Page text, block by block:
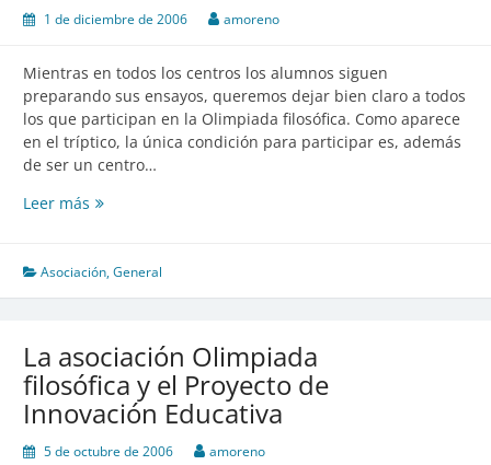
1 de diciembre de 2006 amoreno
Mientras en todos los centros los alumnos siguen
preparando sus ensayos, queremos dejar bien claro a todos
los que participan en la Olimpiada filosófica. Como aparece
en el tríptico, la única condición para participar es, además
de ser un centro…
Leer más Participar
Olimpiada
e
la
Asociación
Asociación,General
La asociación Olimpiada
filosófica y el Proyecto de
Innovación Educativa
5 de octubre de 2006 amoreno